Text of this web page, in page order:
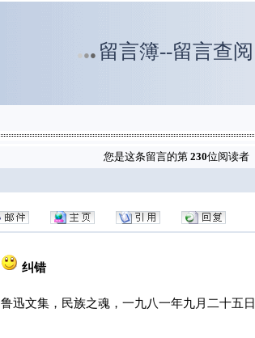
● ●● 留言簿--留言查阅
您是这条留言的第 230位阅读者
纠错
鲁迅文集，民族之魂，一九八一年九月二十五